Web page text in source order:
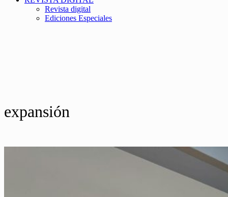
Revista digital
Ediciones Especiales
expansión